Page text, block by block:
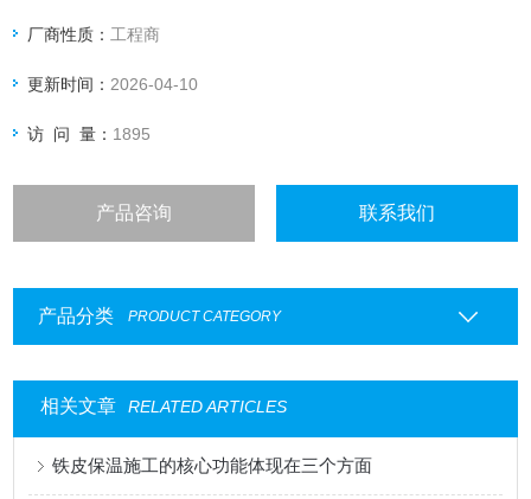
道保温，冷库保温安装，橡塑材料保
厂商性质： 工程商
更新时间： 2026-04-10
访 问 量： 1895
产品咨询 联系我们
产品分类 PRODUCT CATEGORY
相关文章 RELATED ARTICLES
铁皮保温施工的核心功能体现在三个方面